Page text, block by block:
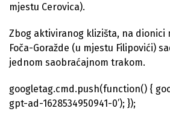
mjestu Cerovica).
Zbog aktiviranog klizišta, na dionici
Foča-Goražde (u mjestu Filipovići)
jednom saobraćajnom trakom.
googletag.cmd.push(function() {
gpt-ad-1628534950941-0’); });